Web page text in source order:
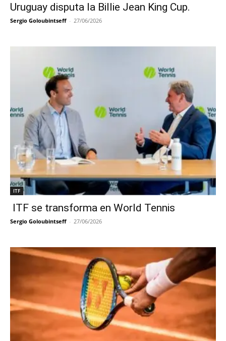
Uruguay disputa la Billie Jean King Cup.
Sergio Goloubintseff - 27/06/2026
ITF
ITF se transforma en World Tennis
Sergio Goloubintseff - 27/06/2026